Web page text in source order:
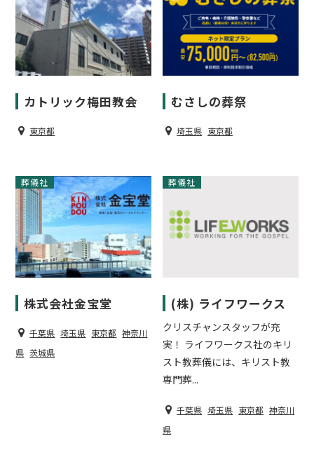
カトリック梅田教会
東京都
むさしの葬祭
埼玉県 東京都
葬儀社
株式会社金宝堂
千葉県 埼玉県 東京都 神奈川
県 茨城県
葬儀社
(株) ライフワークス
クリスチャンスタッフが充
実！ ライフワークス社のキリ
スト教葬儀には、キリスト教
専門葬...
千葉県 埼玉県 東京都 神奈川
県